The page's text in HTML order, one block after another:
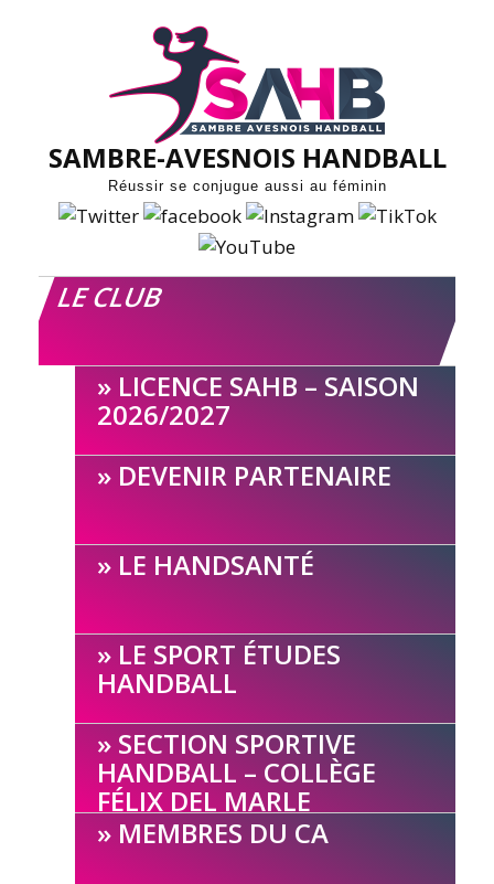
SAMBRE-AVESNOIS HANDBALL
Réussir se conjugue aussi au féminin
LE CLUB
LICENCE SAHB – SAISON
2026/2027
DEVENIR PARTENAIRE
LE HANDSANTÉ
LE SPORT ÉTUDES
HANDBALL
SECTION SPORTIVE
HANDBALL – COLLÈGE
FÉLIX DEL MARLE
MEMBRES DU CA